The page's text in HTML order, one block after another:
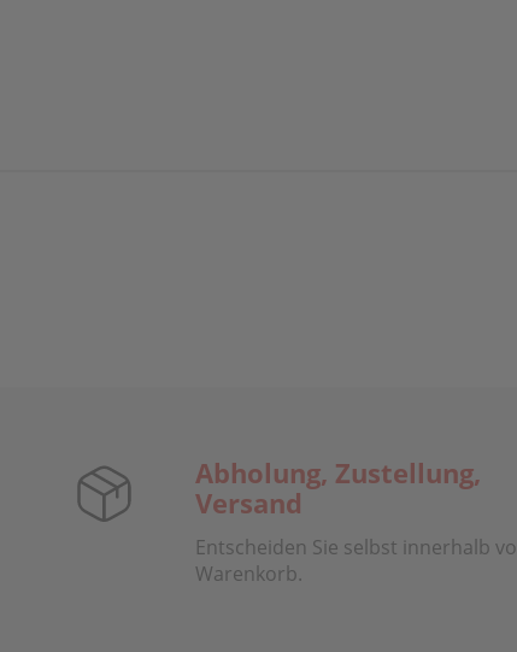
Abholung, Zustellung,
Versand
Entscheiden Sie selbst innerhalb
Warenkorb.